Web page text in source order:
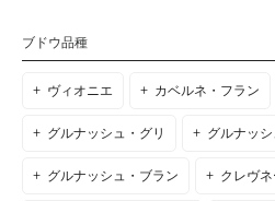
ブドウ品種
ヴィオニエ カベルネ・フラン
グルナッシュ・グリ グルナッ
グルナッシュ・ブラン クレヴ